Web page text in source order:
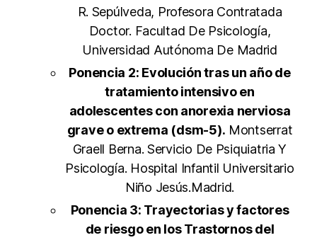
R. Sepúlveda, Profesora Contratada
Doctor. Facultad De Psicología,
Universidad Autónoma De Madrid
Ponencia 2: Evolución tras un año de
tratamiento intensivo en
adolescentes con anorexia nerviosa
grave o extrema (dsm-5). Montserrat
Graell Berna. Servicio De Psiquiatria Y
Psicología. Hospital Infantil Universitario
Niño Jesús.Madrid.
Ponencia 3: Trayectorias y factores
de riesgo en los Trastornos del